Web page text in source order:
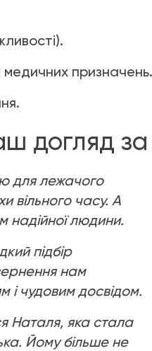
медичних призначень.
догляд
для лежачого
вільного часу. А
надійної людини.
підбір
нам
і чудовим досвідом.
Наталя, яка стала
Йому більше не